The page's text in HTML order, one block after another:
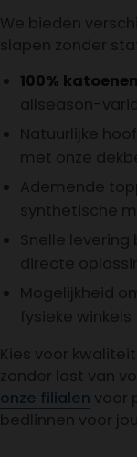
We bieden
slapen zonder
100%
allseason-
Natuurlijke
met onze
Ademende
synthetische
Snelle
directe
Mogelijkheid
fysieke winkels
Kies voor
zonder last van
onze filialen voor
bedlinnen voor